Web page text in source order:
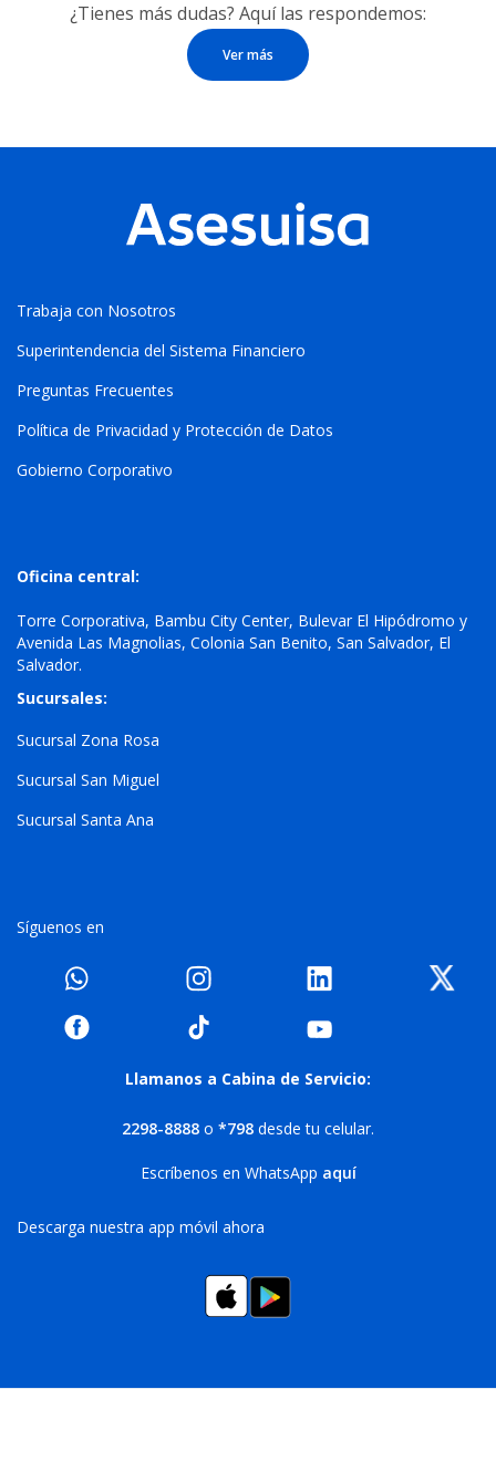
¿Tienes más dudas? Aquí las respondemos:
Ver más
Trabaja con Nosotros
Superintendencia del Sistema Financiero
Preguntas Frecuentes
Política de Privacidad y Protección de Datos
Gobierno Corporativo
Oficina central:
Torre Corporativa, Bambu City Center, Bulevar El Hipódromo y
Avenida Las Magnolias, Colonia San Benito, San Salvador, El
Salvador.
Sucursales:
Sucursal Zona Rosa
Sucursal San Miguel
Sucursal Santa Ana
Síguenos en
Llamanos a Cabina de Servicio:
2298-8888 o *798 desde tu celular.
Escríbenos en WhatsApp aquí
Descarga nuestra app móvil ahora